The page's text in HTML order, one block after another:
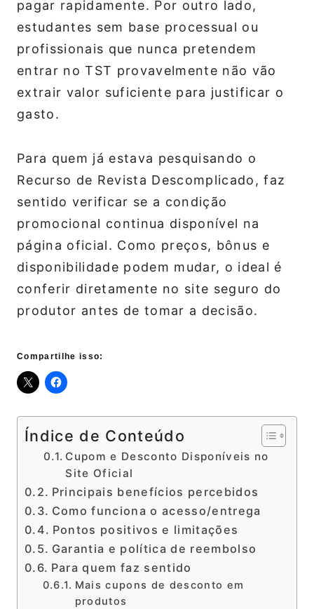
pagar rapidamente. Por outro lado,
estudantes sem base processual ou
profissionais que nunca pretendem
entrar no TST provavelmente não vão
extrair valor suficiente para justificar o
gasto.
Para quem já estava pesquisando o
Recurso de Revista Descomplicado, faz
sentido verificar se a condição
promocional continua disponível na
página oficial. Como preços, bônus e
disponibilidade podem mudar, o ideal é
conferir diretamente no site seguro do
produtor antes de tomar a decisão.
Compartilhe isso:
Índice de Conteúdo
Cupom e Desconto Disponíveis no
Site Oficial
Principais benefícios percebidos
Como funciona o acesso/entrega
Pontos positivos e limitações
Garantia e política de reembolso
Para quem faz sentido
Mais cupons de desconto em
produtos